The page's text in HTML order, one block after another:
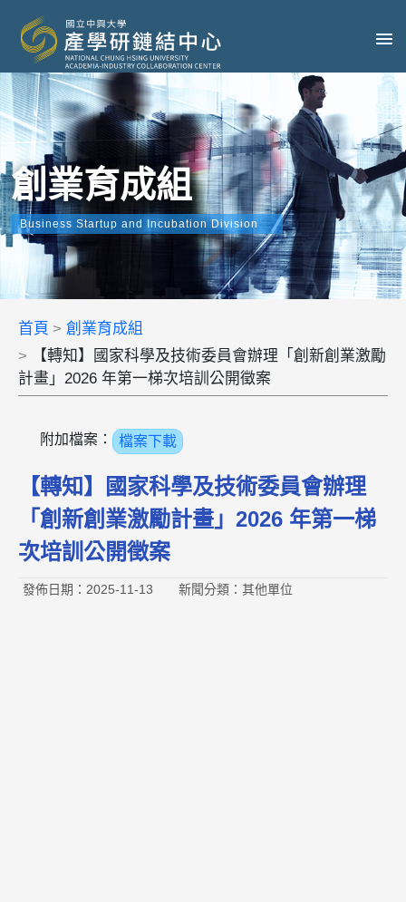
創業育成組
Business Startup and Incubation Division
首頁
創業育成組
【轉知】國家科學及技術委員會辦理「創新創業激勵
計畫」2026 年第一梯次培訓公開徵案
附加檔案： 檔案下載
【轉知】國家科學及技術委員會辦理
「創新創業激勵計畫」2026 年第一梯
次培訓公開徵案
發佈日期：2025-11-13 新聞分類：其他單位